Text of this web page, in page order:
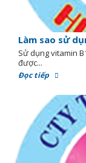
Làm sao sử
Sử dụng vitamin
được...
Đọc tiếp